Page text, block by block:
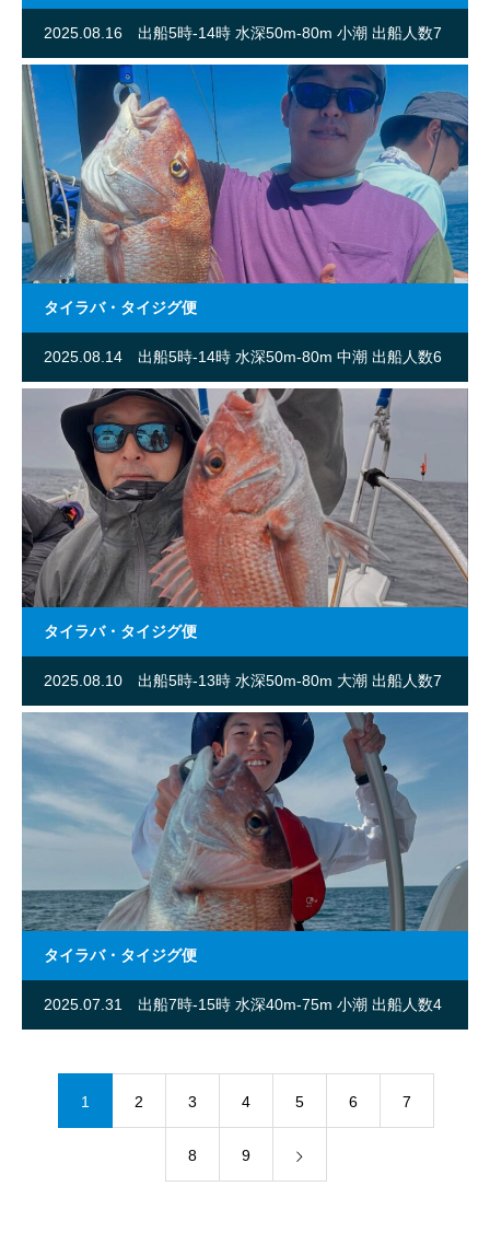
2025.08.16 出船5時-14時 水深50m-80m 小潮 出船人数7
タイラバ・タイジグ便
2025.08.14 出船5時-14時 水深50m-80m 中潮 出船人数6
タイラバ・タイジグ便
2025.08.10 出船5時-13時 水深50m-80m 大潮 出船人数7
タイラバ・タイジグ便
2025.07.31 出船7時-15時 水深40m-75m 小潮 出船人数4
1 2 3 4 5 6 7
8 9